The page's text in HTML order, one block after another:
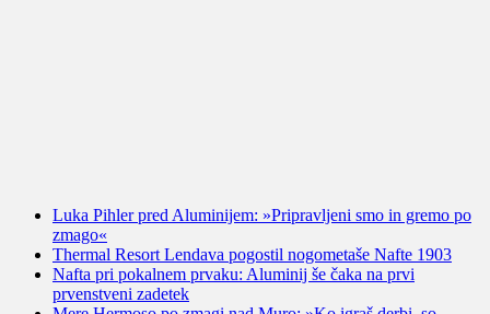
Luka Pihler pred Aluminijem: »Pripravljeni smo in gremo po
zmago«
Thermal Resort Lendava pogostil nogometaše Nafte 1903
Nafta pri pokalnem prvaku: Aluminij še čaka na prvi
prvenstveni zadetek